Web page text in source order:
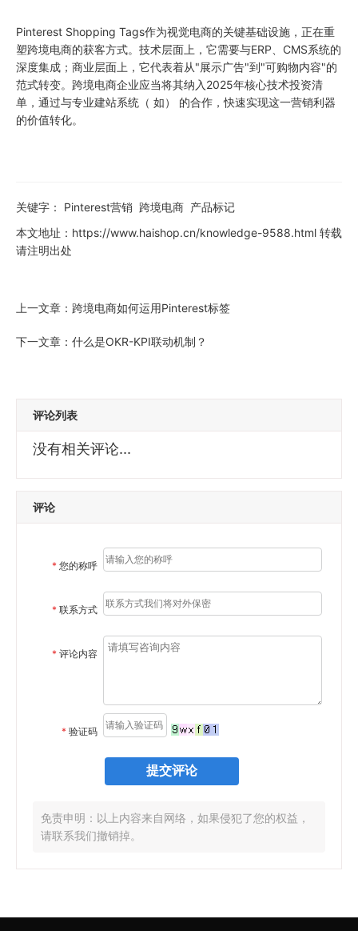
Pinterest Shopping Tags作为视觉电商的关键基础设施，正在重
塑跨境电商的获客方式。技术层面上，它需要与ERP、CMS系统的
深度集成；商业层面上，它代表着从"展示广告"到"可购物内容"的
范式转变。跨境电商企业应当将其纳入2025年核心技术投资清
单，通过与专业建站系统（ 如） 的合作，快速实现这一营销利器
的价值转化。
关键字： Pinterest营销 跨境电商 产品标记
本文地址： https://www.haishop.cn/knowledge-9588.html 转载
请注明出处
上一文章： 跨境电商如何运用Pinterest标签
下一文章： 什么是OKR-KPI联动机制？
评论列表
没有相关评论...
评论
* 您的称呼
* 联系方式
* 评论内容
* 验证码
免责申明：以上内容来自网络，如果侵犯了您的权益，
请联系我们撤销掉。